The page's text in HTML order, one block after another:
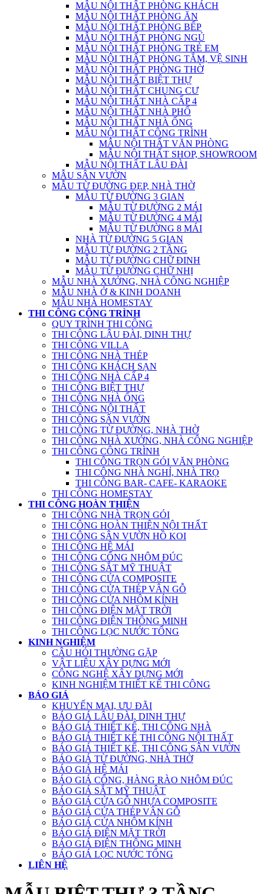
MẪU NỘI THẤT PHÒNG KHÁCH
MẪU NỘI THẤT PHÒNG ĂN
MẪU NỘI THẤT PHÒNG BẾP
MẪU NỘI THẤT PHÒNG NGỦ
MẪU NỘI THẤT PHÒNG TRẺ EM
MẪU NỘI THẤT PHÒNG TẮM, VỆ SINH
MẪU NỘI THẤT PHÒNG THỜ
MẪU NỘI THẤT BIỆT THỰ
MẪU NỘI THẤT CHUNG CƯ
MẪU NỘI THẤT NHÀ CẤP 4
MẪU NỘI THẤT NHÀ PHỐ
MẪU NỘI THẤT NHÀ ỐNG
MẪU NỘI THẤT CÔNG TRÌNH
MẪU NỘI THẤT VĂN PHÒNG
MẪU NỘI THẤT SHOP, SHOWROOM
MẪU NỘI THẤT LÂU ĐÀI
MẪU SÂN VƯỜN
MẪU TỪ ĐƯỜNG ĐẸP, NHÀ THỜ
MẪU TỪ ĐƯỜNG 3 GIAN
MẪU TỪ ĐƯỜNG 2 MÁI
MẪU TỪ ĐƯỜNG 4 MÁI
MẪU TỪ ĐƯỜNG 8 MÁI
NHÀ TỪ ĐƯỜNG 5 GIAN
MẪU TỪ ĐƯỜNG 2 TẦNG
MẪU TỪ ĐƯỜNG CHỮ ĐINH
MẪU TỪ ĐƯỜNG CHỮ NHỊ
MẪU NHÀ XƯỞNG, NHÀ CÔNG NGHIỆP
MẪU NHÀ Ở & KINH DOANH
MẪU NHÀ HOMESTAY
THI CÔNG CÔNG TRÌNH
QUY TRÌNH THI CÔNG
THI CÔNG LÂU ĐÀI, DINH THỰ
THI CÔNG VILLA
THI CÔNG NHÀ THÉP
THI CÔNG KHÁCH SẠN
THI CÔNG NHÀ CẤP 4
THI CÔNG BIỆT THỰ
THI CÔNG NHÀ ỐNG
THI CÔNG NỘI THẤT
THI CÔNG SÂN VƯỜN
THI CÔNG TỪ ĐƯỜNG, NHÀ THỜ
THI CÔNG NHÀ XƯỞNG, NHÀ CÔNG NGHIỆP
THI CÔNG CÔNG TRÌNH
THI CÔNG TRỌN GÓI VĂN PHÒNG
THI CÔNG NHÀ NGHỈ, NHÀ TRỌ
THI CÔNG BAR- CAFE- KARAOKE
THI CÔNG HOMESTAY
THI CÔNG HOÀN THIỆN
THI CÔNG NHÀ TRỌN GÓI
THI CÔNG HOÀN THIỆN NỘI THẤT
THI CÔNG SÂN VƯỜN HỒ KOI
THI CÔNG HỆ MÁI
THI CÔNG CỔNG NHÔM ĐÚC
THI CÔNG SẮT MỸ THUẬT
THI CÔNG CỬA COMPOSITE
THI CÔNG CỬA THÉP VÂN GỖ
THI CÔNG CỬA NHÔM KÍNH
THI CÔNG ĐIỆN MẶT TRỜI
THI CÔNG ĐIỆN THÔNG MINH
THI CÔNG LỌC NƯỚC TỔNG
KINH NGHIỆM
CÂU HỎI THƯỜNG GẶP
VẬT LIỆU XÂY DỰNG MỚI
CÔNG NGHỆ XÂY DỰNG MỚI
KINH NGHIỆM THIẾT KẾ THI CÔNG
BÁO GIÁ
KHUYẾN MẠI, ƯU ĐÃI
BÁO GIÁ LÂU ĐÀI, DINH THỰ
BÁO GIÁ THIẾT KẾ, THI CÔNG NHÀ
BÁO GIÁ THIẾT KẾ THI CÔNG NỘI THẤT
BÁO GIÁ THIẾT KẾ, THI CÔNG SÂN VƯỜN
BÁO GIÁ TỪ ĐƯỜNG, NHÀ THỜ
BÁO GIÁ HỆ MÁI
BÁO GIÁ CỔNG, HÀNG RÀO NHÔM ĐÚC
BÁO GIÁ SẮT MỸ THUẬT
BÁO GIÁ CỬA GỖ NHỰA COMPOSITE
BÁO GIÁ CỬA THÉP VÂN GỖ
BÁO GIÁ CỬA NHÔM KÍNH
BÁO GIÁ ĐIỆN MẶT TRỜI
BÁO GIÁ ĐIỆN THÔNG MINH
BÁO GIÁ LỌC NƯỚC TỔNG
LIÊN HỆ